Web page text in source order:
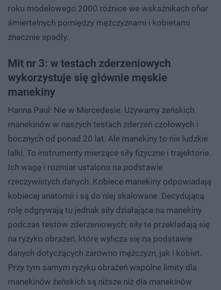
roku modelowego 2000 różnice we wskaźnikach ofiar
śmiertelnych pomiędzy mężczyznami i kobietami
znacznie spadły.
Mit nr 3: w testach zderzeniowych
wykorzystuje się głównie męskie
manekiny
Hanna Paul: Nie w Mercedesie. Używamy żeńskich
manekinów w naszych testach zderzeń czołowych i
bocznych od ponad 20 lat. Ale manekiny to nie ludzkie
lalki. To instrumenty mierzące siły fizyczne i trajektorie.
Ich wagę i rozmiar ustalono na podstawie
rzeczywistych danych. Kobiece manekiny odpowiadają
kobiecej anatomii i są do niej skalowane. Decydującą
rolę odgrywają tu jednak siły działające na manekiny
podczas testów zderzeniowych; siły te przekładają się
na ryzyko obrażeń, które wylicza się na podstawie
danych dotyczących zarówno mężczyzn, jak i kobiet.
Przy tym samym ryzyku obrażeń wspólne limity dla
manekinów żeńskich są niższe niż dla manekinów